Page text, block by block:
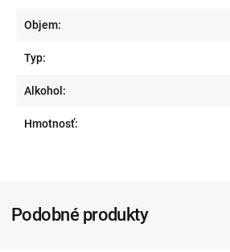
Objem:
Typ:
Alkohol:
Hmotnosť:
Podobné produkty